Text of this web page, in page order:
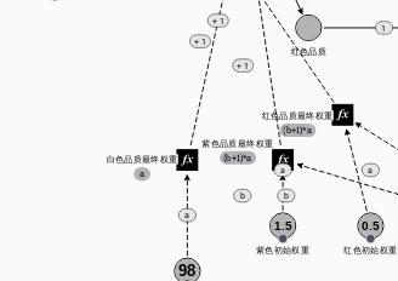
红色品质
1
a
白色品质最终权重
(b+1)*a
红色品质最终权重
(b+1)*a
紫色品质最终权重
98
1.5
紫色初始权重
0.5
红色初始权重
a
a a
b b
+ 1
+ 1
+ 1